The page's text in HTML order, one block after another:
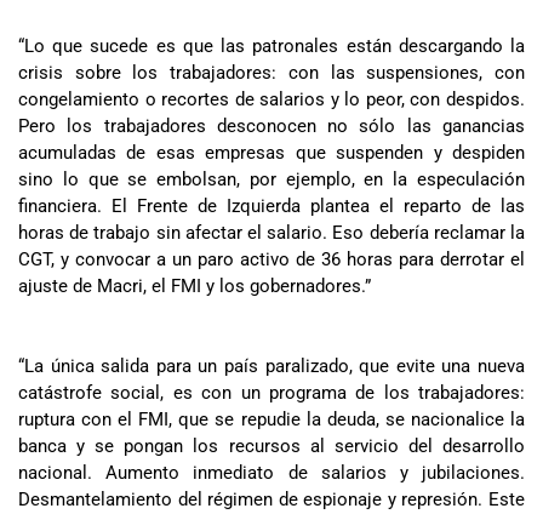
“Lo que sucede es que las patronales están descargando la
crisis sobre los trabajadores: con las suspensiones, con
congelamiento o recortes de salarios y lo peor, con despidos.
Pero los trabajadores desconocen no sólo las ganancias
acumuladas de esas empresas que suspenden y despiden
sino lo que se embolsan, por ejemplo, en la especulación
financiera. El Frente de Izquierda plantea el reparto de las
horas de trabajo sin afectar el salario. Eso debería reclamar la
CGT, y convocar a un paro activo de 36 horas para derrotar el
ajuste de Macri, el FMI y los gobernadores.”
“La única salida para un país paralizado, que evite una nueva
catástrofe social, es con un programa de los trabajadores:
ruptura con el FMI, que se repudie la deuda, se nacionalice la
banca y se pongan los recursos al servicio del desarrollo
nacional. Aumento inmediato de salarios y jubilaciones.
Desmantelamiento del régimen de espionaje y represión. Este